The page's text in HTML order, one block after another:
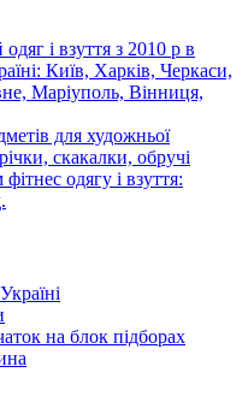
і взуття з 2010 р в
Київ, Харків, Черкаси,
Маріуполь, Вінниця,
для художньої
скакалки, обручі
одягу і взуття:
на блок підборах